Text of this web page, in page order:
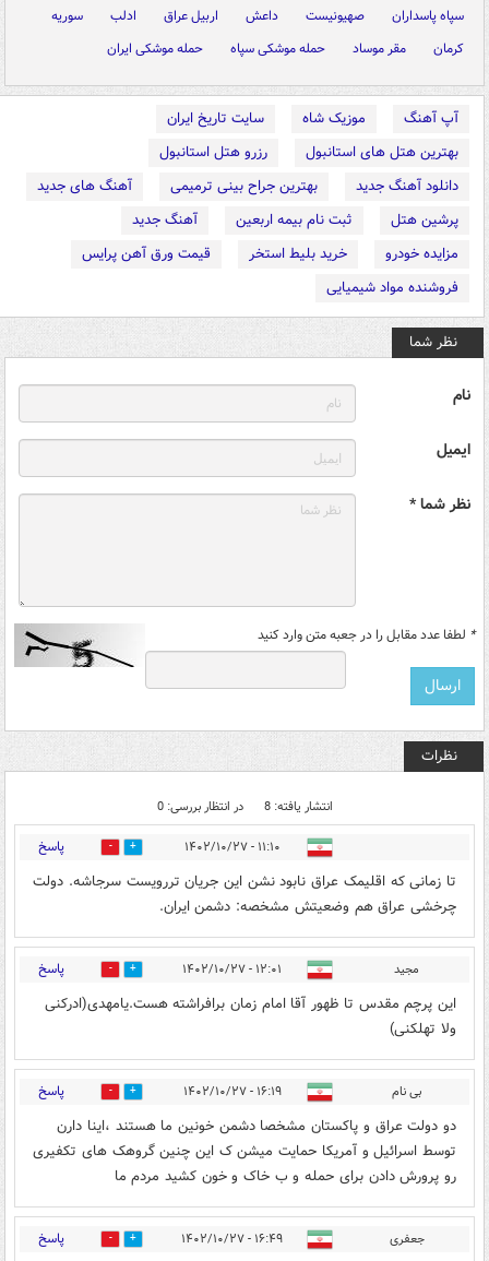
سپاه پاسداران صهیونیست داعش اربیل عراق ادلب
سوریه
کرمان
مقر موساد حمله موشکی سپاه حمله موشکی ایران
آپ آهنگ موزیک شاه
سایت تاریخ ایران
بهترین هتل های استانبول
رزرو هتل استانبول
دانلود آهنگ جدید
بهترین جراح بینی ترمیمی
آهنگ های جدید
پرشین هتل
ثبت نام بیمه اربعین
آهنگ جدید
مزایده خودرو
خرید بلیط استخر
قیمت ورق آهن پرایس
فروشنده مواد شیمیایی
نظر شما
نام
ایمیل
نظر شما *
* لطفا عدد مقابل را در جعبه متن وارد کنید
نظرات
انتشار یافته: 8 در انتظار بررسی: 0
۱۱:۱۰ - ۱۴۰۲/۱۰/۲۷ 8 پاسخ
تا زمانی که اقلیمک عراق نابود نشن این جریان تررویست سرجاشه. دولت
چرخشی عراق هم وضعیتش مشخصه: دشمن ایران.
مجید ۱۲:۰۱ - ۱۴۰۲/۱۰/۲۷ 6 پاسخ
این پرچم مقدس تا ظهور آقا امام زمان برافراشته هست.یامهدی(ادرکنی
ولا تهلکنی)
بی نام ۱۶:۱۹ - ۱۴۰۲/۱۰/۲۷ 9 پاسخ
دو دولت عراق و پاکستان مشخصا دشمن خونین ما هستند ،اینا دارن
توسط اسرائیل و آمریکا حمایت میشن ک این چنین گروهک های تکفیری
رو پرورش دادن برای حمله و ب خاک و خون کشید مردم ما
جعفری ۱۶:۴۹ - ۱۴۰۲/۱۰/۲۷ 2 پاسخ